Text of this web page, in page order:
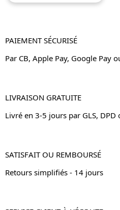
PAIEMENT SÉCURISÉ
Par CB, Apple Pay, Google Pay
LIVRAISON GRATUITE
Livré en 3-5 jours par GLS, DPD
SATISFAIT OU REMBOURSÉ
Retours simplifiés - 14 jours